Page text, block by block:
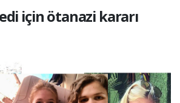
için ötanazi kararı